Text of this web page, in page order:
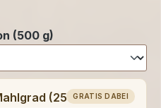
(500 g)
GRATIS DABEI
(250 g)